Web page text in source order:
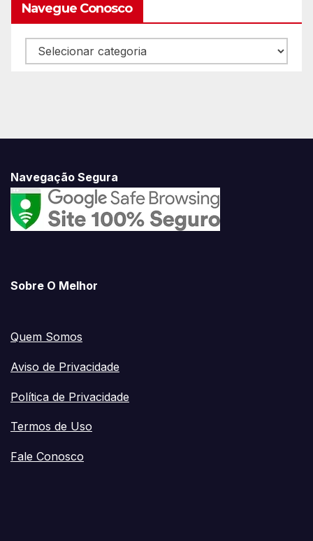
Navegue Conosco
Navegue
Conosco
Navegação Segura
Sobre O Melhor
Quem Somos
Aviso de Privacidade
Política de Privacidade
Termos de Uso
Fale Conosco